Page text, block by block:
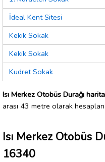
İdeal Kent Sitesi
Kekik Sokak
Kekik Sokak
Kudret Sokak
Isı Merkez Otobüs Durağı
arası 43 metre olarak
Isı Merkez Otobüs
16340